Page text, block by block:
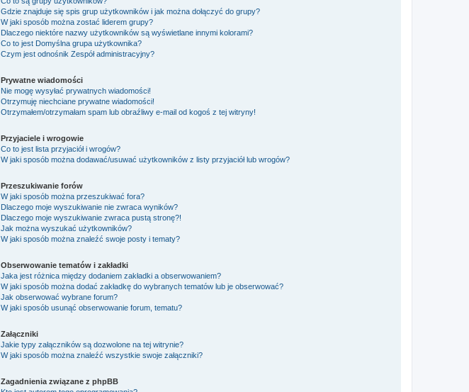
Gdzie znajduje się spis grup użytkowników i jak można dołączyć do grupy?
W jaki sposób można zostać liderem grupy?
Dlaczego niektóre nazwy użytkowników są wyświetlane innymi kolorami?
Co to jest Domyślna grupa użytkownika?
Czym jest odnośnikZespół administracyjny?
Prywatne wiadomości
Nie mogę wysyłać prywatnych wiadomości!
Otrzymuję niechciane prywatne wiadomości!
Otrzymałem/otrzymałam spam lub obraźliwy e-mail od kogoś z tej witryny!
Przyjaciele i wrogowie
Co to jest lista przyjaciół i wrogów?
W jaki sposób można dodawać/usuwać użytkowników z listy przyjaciół lub wrogów?
Przeszukiwanie forów
W jaki sposób można przeszukiwać fora?
Dlaczego moje wyszukiwanie nie zwraca wyników?
Dlaczego moje wyszukiwanie zwraca pustą stronę?!
Jak można wyszukać użytkowników?
W jaki sposób można znaleźć swoje posty i tematy?
Obserwowanie tematów i zakładki
Jaka jest różnica między dodaniem zakładki a obserwowaniem?
W jaki sposób można dodać zakładkę do wybranych tematów lub je obserwować?
Jak obserwować wybrane forum?
W jaki sposób usunąć obserwowanie forum, tematu?
Załączniki
Jakie typy załączników są dozwolone na tej witrynie?
W jaki sposób można znaleźć wszystkie swoje załączniki?
Zagadnienia związane z phpBB